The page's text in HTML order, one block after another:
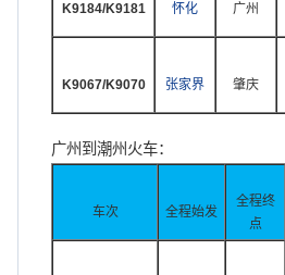
K9184/K9181 怀化 广州
K9067/K9070 张家界 肇庆
广州到潮州火车：
车次 全程始发
全程终
点